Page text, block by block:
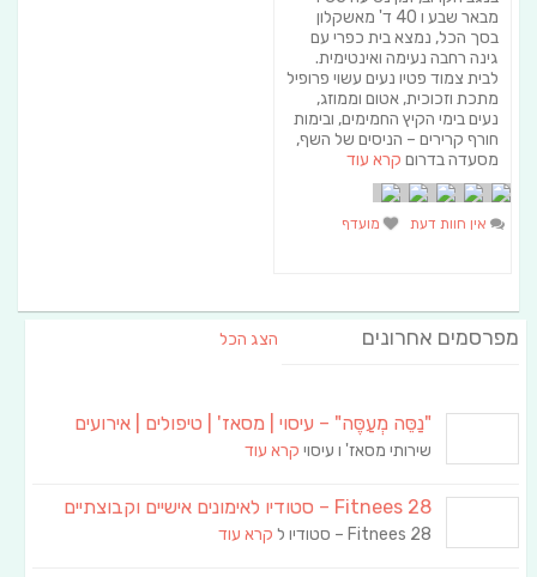
מבאר שבע ו 40 ד' מאשקלון
בסך הכל, נמצא בית כפרי עם
גינה רחבה נעימה ואינטימית.
לבית צמוד פטיו נעים עשוי פרופיל
מתכת וזכוכית, אטום וממוזג,
נעים בימי הקיץ החמימים, ובימות
חורף קרירים – הניסים של השף,
מסעדה בדרום קרא עוד
אין חוות דעת מועדף
מפרסמים אחרונים הצג הכל
"נַסֵּה מְעַסֶּה" – עיסוי | מסאז' | טיפולים | אירועים
שירותי מסאז' ו עיסוי קרא עוד
Fitnees 28 – סטודיו לאימונים אישיים וקבוצתיים
Fitnees 28 – סטודיו ל קרא עוד